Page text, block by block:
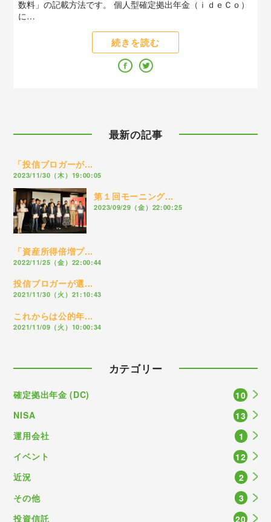
数料」の記載方法です。 個人型確定拠出年金（ｉｄｅＣｏ）
に…
続きを読む
最新の記事
「投信ブロガーが...
2023/11/30（木）19:00:05
第１回モーニング...
2023/09/29（金）22:00:25
「資産所得倍増プ...
2022/11/25（金）22:00:44
投信ブロガーが選...
2021/11/30（火）21:10:43
これからは公的年...
2021/11/09（火）10:00:34
カテゴリー
確定拠出年金 (DC)
10
NISA
13
運用会社
1
イベント
12
近況
2
その他
3
投資信託
20